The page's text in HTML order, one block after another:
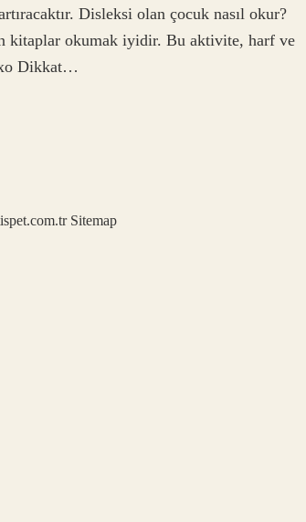
Disleksi olan çocuk nasıl okur?
kitaplar okumak iyidir. Bu aktivite, harf ve
Dikkat…
Sitemap